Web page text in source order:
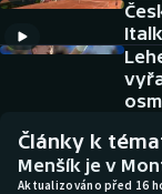
DALŠÍ SPORTY
Americký fotbal
Basketbal
NEPŘEHLÉDNĚTE
Historické
Články k
Menšík je v
Aktualizováno před 16